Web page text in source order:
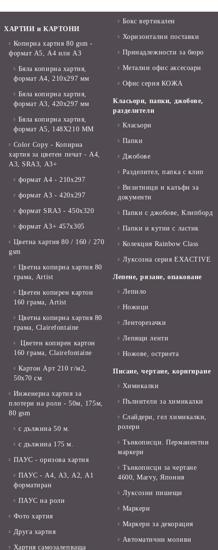
ХАРТИИ и КАРТОНИ
Копирна хартия 80 gsm -
формат А5, А4 или А3
Бяла копирна хартия,
формат А4, 210x297 мм
Бяла копирна хартия,
формат А3, 420x297 мм
Бяла копирна хартия,
формат А5, 148X210 ММ
Color Copy - Копирна
хартия за цветен печат - А4,
А3, SRA3, А3+
формат А4 - 210x297
формат А3 - 420x297
формат SRA3 - 450x320
формат А3+ 457x305
Цветна хартия 80 / 160 / 270
gsm
Цветна копирна хартия 80
грама, Artist
Цветен копирен картон
160 грама, Artist
Цветна копирна хартия 80
грама, Clairefontaine
Цветен копирен картон
160 грама, Clairefontaine
Картон Арт 210 г/м2,
50х70 см
Инженерна хартия за
плотери на роли - 50м, 175м,
80 gsm
с дължина 50 м.
с дължина 175 м.
ПАУС - оризова хартия
ПАУС - А4, А3, А2, А1
форматиран
ПАУС на роли
Фото хартия
Друга хартия
Хартия самозалепваща
Бокс вертикален
Хоризонтални поставки
Принадлежности за бюро
Метални офис аксесоари
Офис серия КОЖА
Класьори, папки, джобове,
разделители
Класьори
Папки
Джобове
Разделител, папка с клип
Визитници и калъфи за
документи
Папки с джобове, Клипборд
Папки и кутии с ластик
Колекция Rainbow Class
Луксозна серия EXACTIVE
Лепене, рязане, опаковане
Лепило
Ножици
Ленторезачки
Лепящи ленти
Ножове, остриета
Писане, чертане, коригиране
Химикалки
Пълнители за химикалки
Слайдери, гел химикалки,
ролери
Тънкописци. Перманентни
маркери
Тънкописци за чертане
4600, Marvy, Япония
Луксозни пишещи
Маркери
Маркери за декорация
Автоматични моливи